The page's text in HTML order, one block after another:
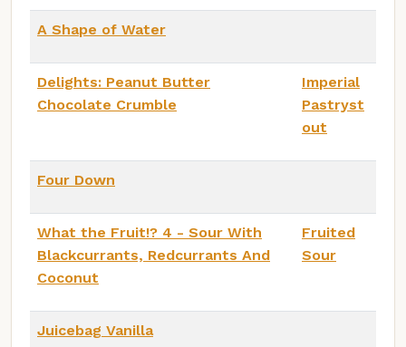
A Shape of Water
Delights: Peanut Butter
Chocolate Crumble
Imperial
Pastryst
out
Four Down
What the Fruit!? 4 - Sour With
Blackcurrants, Redcurrants And
Coconut
Fruited
Sour
Juicebag Vanilla